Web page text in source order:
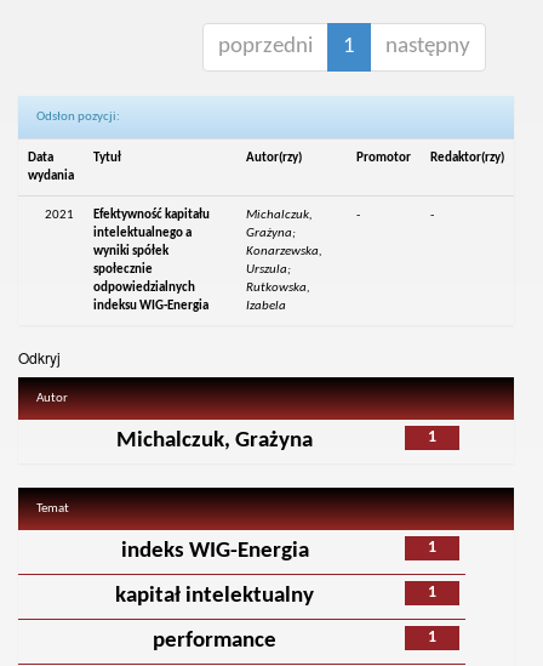
poprzedni 1 następny
Odsłon pozycji:
Data
wydania
Tytuł Autor(rzy) Promotor Redaktor(rzy)
2021
Efektywność kapitału
intelektualnego a
wyniki spółek
społecznie
odpowiedzialnych
indeksu WIG-Energia
Michalczuk,
Grażyna;
Konarzewska,
Urszula;
Rutkowska,
Izabela
- -
Odkryj
Autor
1
Michalczuk, Grażyna
Temat
1
indeks WIG-Energia
1
kapitał intelektualny
1
performance